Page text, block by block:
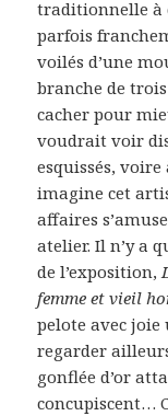
traditionnelle à
parfois
voilés d’une
branche de
cacher pour
voudrait voir
esquissés,
imagine cet
affaires
atelier. Il n’y a
de l’exposition,
femme et vieil
pelote avec joie
regarder
gonflée d’or
concupiscent…